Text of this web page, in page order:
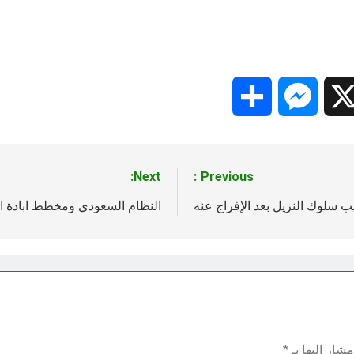
Messenger
Previous:
سلوك النزيل بعد الإفراج عنه
Next:
النظام السعودي ومخطط ابادة
إليها بـ *